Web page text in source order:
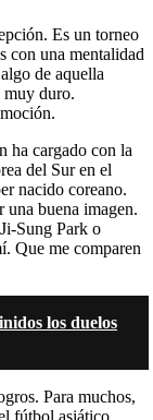
Es un torneo
con una mentalidad
de aquella
muy duro.
ha cargado con la
del Sur en el
nacido coreano.
una buena imagen.
Sung Park o
Que me comparen
los duelos
Para muchos,
fútbol asiático.